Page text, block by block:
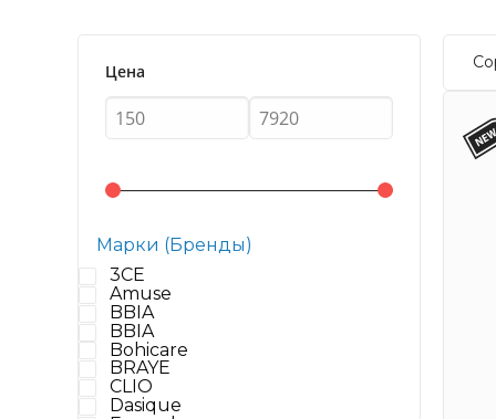
Цена
Марки (Бренды)
3CE
Amuse
BBIA
BBIA
Bohicare
BRAYE
CLIO
Dasique